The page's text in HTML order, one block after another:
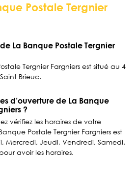
Postale Tergnier
La Banque Postale Tergnier
Tergnier Fargniers est situé au 4
Brieuc.
d’ouverture de La Banque
?
vérifiez les horaires de votre
Postale Tergnier Fargniers est
Mercredi, Jeudi, Vendredi, Samedi.
avoir les horaires.